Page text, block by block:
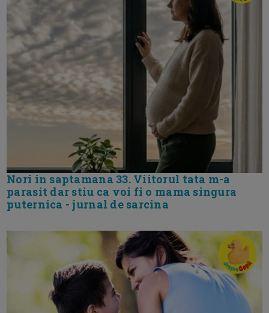
Nori in saptamana 33. Viitorul tata m-a
parasit dar stiu ca voi fi o mama singura
puternica - jurnal de sarcina